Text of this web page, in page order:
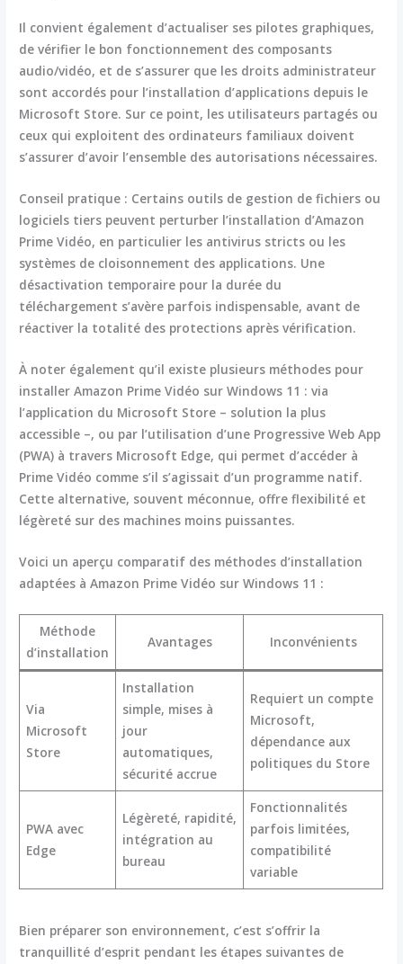
Il convient également d’actualiser ses pilotes graphiques,
de vérifier le bon fonctionnement des composants
audio/vidéo, et de s’assurer que les droits administrateur
sont accordés pour l’installation d’applications depuis le
Microsoft Store. Sur ce point, les utilisateurs partagés ou
ceux qui exploitent des ordinateurs familiaux doivent
s’assurer d’avoir l’ensemble des autorisations nécessaires.
Conseil pratique : Certains outils de gestion de fichiers ou
logiciels tiers peuvent perturber l’installation d’Amazon
Prime Vidéo, en particulier les antivirus stricts ou les
systèmes de cloisonnement des applications. Une
désactivation temporaire pour la durée du
téléchargement s’avère parfois indispensable, avant de
réactiver la totalité des protections après vérification.
À noter également qu’il existe plusieurs méthodes pour
installer Amazon Prime Vidéo sur Windows 11 : via
l’application du Microsoft Store – solution la plus
accessible –, ou par l’utilisation d’une Progressive Web App
(PWA) à travers Microsoft Edge, qui permet d’accéder à
Prime Vidéo comme s’il s’agissait d’un programme natif.
Cette alternative, souvent méconnue, offre flexibilité et
légèreté sur des machines moins puissantes.
Voici un aperçu comparatif des méthodes d’installation
adaptées à Amazon Prime Vidéo sur Windows 11 :
Méthode
d’installation
Avantages Inconvénients
Via
Microsoft
Store
Installation
simple, mises à
jour
automatiques,
sécurité accrue
Requiert un compte
Microsoft,
dépendance aux
politiques du Store
PWA avec
Edge
Légèreté, rapidité,
intégration au
bureau
Fonctionnalités
parfois limitées,
compatibilité
variable
Bien préparer son environnement, c’est s’offrir la
tranquillité d’esprit pendant les étapes suivantes de